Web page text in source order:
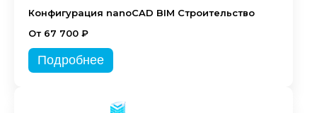
Конфигурация nanoCAD BIM Строительство
От 67 700 ₽
Подробнее